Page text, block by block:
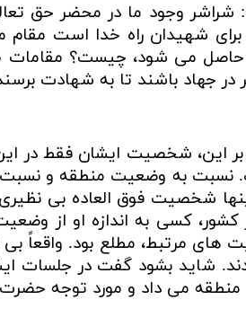
شراشر وجود ما در محضر حق
شهیدان راه خدا است
حاصل می شود، چیست؟
در جهاد باشند تا به شهادت
بر این، شخصیت ایشان فقط در
به وضعیت منطقه و نسبت
شخصیت فوق العاده بی
کشور، کسی به اندازه او از
مرتبط، مطلع بود. واقعاً بی
شاید بشود گفت در جلسات
می داد و مورد توجه حضرت